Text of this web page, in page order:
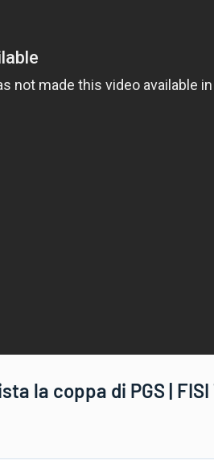
la coppa di PGS | FISI